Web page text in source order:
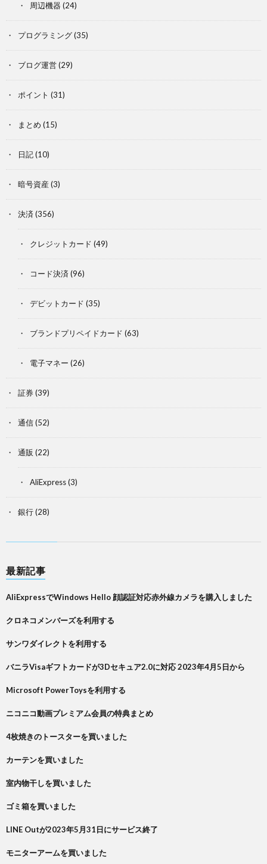
周辺機器 (24)
プログラミング(35)
ブログ運営(29)
ポイント (31)
まとめ (15)
日記(10)
暗号資産 (3)
決済 (356)
クレジットカード (49)
コード決済 (96)
デビットカード (35)
ブランドプリペイドカード (63)
電子マネー (26)
証券(39)
通信(52)
通販 (22)
AliExpress(3)
銀行(28)
最新記事
AliExpressでWindows Hello 顔認証対応赤外線カメラを購入しました
クロネコメンバーズを利用する
サンワダイレクトを利用する
バニラVisaギフトカードが3Dセキュア2.0に対応 2023年4月5日から
Microsoft PowerToysを利用する
ニコニコ動画プレミアム会員の特典まとめ
4枚焼きのトースターを買いました
カーテンを買いました
室内物干しを買いました
ゴミ箱を買いました
LINE Outが2023年5月31日にサービス終了
モニターアームを買いました